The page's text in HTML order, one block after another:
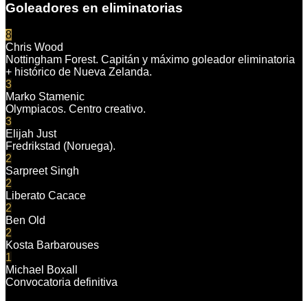
Goleadores en eliminatorias
8
Chris Wood
Nottingham Forest. Capitán y máximo goleador eliminatoria
+ histórico de Nueva Zelanda.
3
Marko Stamenic
Olympiacos. Centro creativo.
3
Elijah Just
Fredrikstad (Noruega).
2
Sarpreet Singh
2
Liberato Cacace
2
Ben Old
2
Kosta Barbarouses
1
Michael Boxall
Convocatoria definitiva